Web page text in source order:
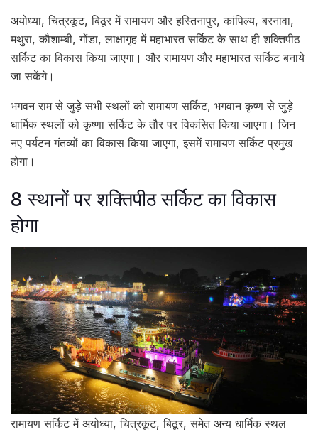
अयोध्या, चित्रकूट, बिठूर में रामायण और हस्तिनापुर, कांपिल्य, बरनावा,
मथुरा, कौशाम्बी, गोंडा, लाक्षागृह में महाभारत सर्किट के साथ ही शक्तिपीठ
सर्किट का विकास किया जाएगा। और रामायण और महाभारत सर्किट बनाये
जा सकेंगे।
भगवन राम से जुड़े सभी स्थलों को रामायण सर्किट, भगवान कृष्ण से जुड़े
धार्मिक स्थलों को कृष्णा सर्किट के तौर पर विकसित किया जाएगा। जिन
नए पर्यटन गंतव्यों का विकास किया जाएगा, इसमें रामायण सर्किट प्रमुख
होगा।
8 स्थानों पर शक्तिपीठ सर्किट का विकास
होगा
रामायण सर्किट में अयोध्या, चित्रकूट, बिठूर, समेत अन्य धार्मिक स्थल